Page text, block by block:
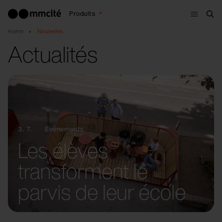
Produits
Menu
Home Nouvelles
Actualités
3. 7. Événements
Les élèves
transforment le
parvis de leur école